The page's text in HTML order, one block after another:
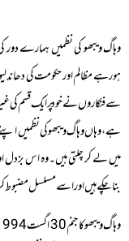
وہاگ ویبھو کی نظمیں ہمارے دور
ہورہے مظالم اور حکومت کی
سے فنکاروں نے خود پر ایک قسم کی
ہے، وہاں وہاگ ویبھو کی نظمیں
میں لے کر چلتی ہیں۔وہ اس بزدل
بناچکے ہیں اور اسے مسلسل